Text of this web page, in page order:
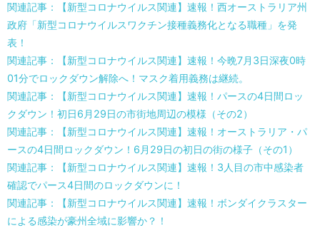
関連記事：【新型コロナウイルス関連】速報！西オーストラリア州
政府「新型コロナウイルスワクチン接種義務化となる職種」を発
表！
関連記事：【新型コロナウイルス関連】速報！今晩7月3日深夜0時
01分でロックダウン解除へ！マスク着用義務は継続。
関連記事：【新型コロナウイルス関連】速報！パースの4日間ロッ
クダウン！初日6月29日の市街地周辺の模様（その2）
関連記事：【新型コロナウイルス関連】速報！オーストラリア・パ
ースの4日間ロックダウン！6月29日の初日の街の様子（その1）
関連記事：【新型コロナウイルス関連】速報！3人目の市中感染者
確認でパース4日間のロックダウンに！
関連記事：【新型コロナウイルス関連】速報！ボンダイクラスター
による感染が豪州全域に影響か？！